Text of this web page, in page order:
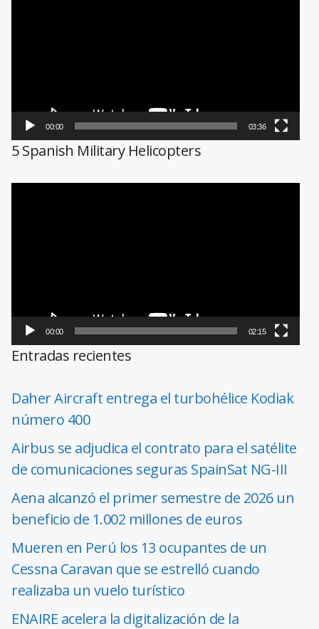
00:00 03:36
5 Spanish Military Helicopters
00:00 02:15
Entradas recientes
Daher Aircraft entrega el turbohélice Kodiak
número 400
Airbus se adjudica el contrato para el satélite
de comunicaciones seguras SpainSat NG-III
Aena alcanzó el primer semestre de 2026 un
beneficio de 1.002 millones de euros
Mueren en Perú los 13 ocupantes de un
Cessna Caravan que se estrelló cuando
realizaba un vuelo turístico
ENAIRE acelera la digitalización de la